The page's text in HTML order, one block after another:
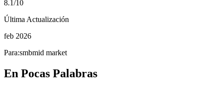
8.1/10
Última Actualización
feb 2026
Para:smbmid market
En Pocas Palabras